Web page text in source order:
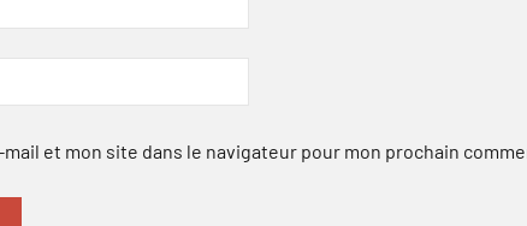
et mon site dans le navigateur pour mon prochain